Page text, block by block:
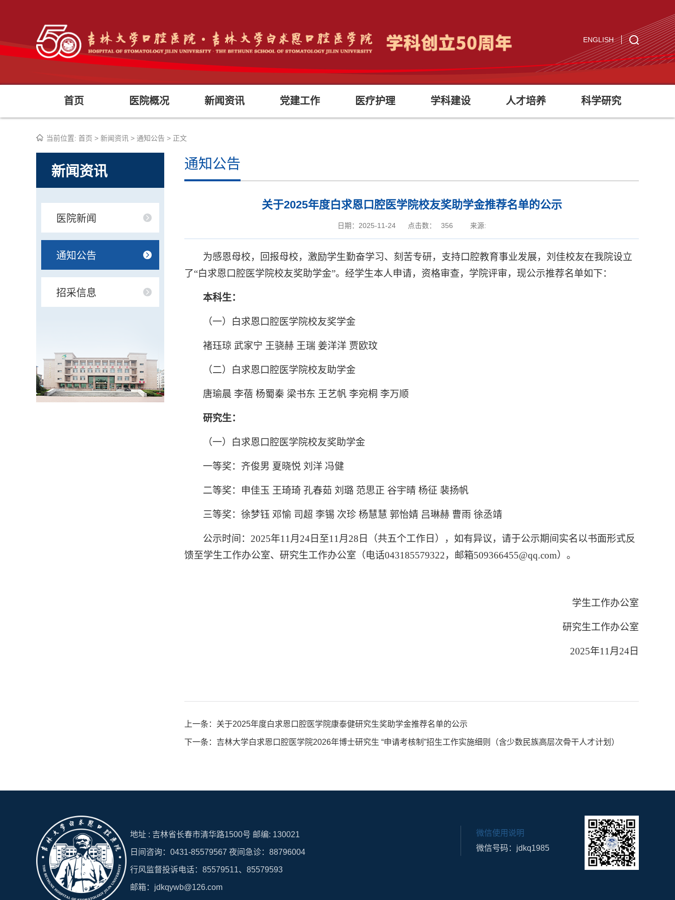
ENGLISH
首页 医院概况 新闻资讯 党建工作 医疗护理 学科建设 人才培养 科学研究
当前位置: 首页 > 新闻资讯 > 通知公告 > 正文
新闻资讯
医院新闻
通知公告
招采信息
通知公告
关于2025年度白求恩口腔医学院校友奖助学金推荐名单的公示
日期：2025-11-24 点击数： 356 来源:
为感恩母校，回报母校，激励学生勤奋学习、刻苦专研，支持口腔教育事业发展，刘佳校友在我院设立
了“白求恩口腔医学院校友奖助学金”。经学生本人申请，资格审查，学院评审，现公示推荐名单如下：
本科生：
（一）白求恩口腔医学院校友奖学金
褚珏琼 武家宁 王骁赫 王瑞 姜洋洋 贾欧玟
（二）白求恩口腔医学院校友助学金
唐瑜晨 李蓓 杨蜀秦 梁书东 王艺帆 李宛桐 李万顺
研究生：
（一）白求恩口腔医学院校友奖助学金
一等奖：齐俊男 夏晓悦 刘洋 冯健
二等奖：申佳玉 王琦琦 孔春茹 刘璐 范思正 谷宇晴 杨征 裴扬帆
三等奖：徐梦钰 邓愉 司超 李锡 次珍 杨慧慧 郭怡婧 吕琳赫 曹雨 徐丞靖
公示时间： 2025年11 月 24日至11 月 28 日（共五个工作日），如有异议，请于公示期间实名以书面形式反
馈至学生工作办公室、研究生工作办公室（电话043185579322，邮箱509366455@qq.com）。
学生工作办公室
研究生工作办公室
2025年11 月 24日
上一条：关于2025年度白求恩口腔医学院康泰健研究生奖助学金推荐名单的公示
下一条：吉林大学白求恩口腔医学院2026年博士研究生 “申请考核制”招生工作实施细则（含少数民族高层次骨干人才计划）
地址 : 吉林省长春市清华路1500号 邮编: 130021
日间咨询：0431-85579567 夜间急诊：88796004
行风监督投诉电话：85579511、85579593
邮箱：jdkqywb@126.com
微信使用说明
微信号码：jdkq1985